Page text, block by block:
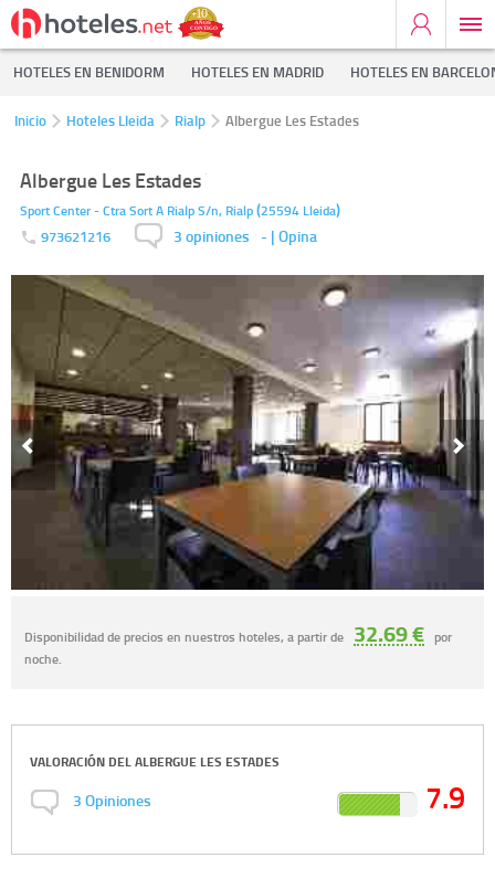
HOTELES EN BENIDORM HOTELES EN MADRID HOTELES EN
Inicio Hoteles Lleida Rialp Albergue Les Estades
Albergue Les Estades
Sport Center - Ctra Sort A Rialp S/n, Rialp(25594 Lleida)
973621216 3 opiniones - | Opina
Disponibilidad de precios en nuestros hoteles, a partir de 32.69 € por
noche.
VALORACIÓN DELALBERGUE LES ESTADES
3Opiniones 7.9